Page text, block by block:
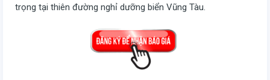
trọng tại thiên đường nghỉ dưỡng biển Vũng Tàu.